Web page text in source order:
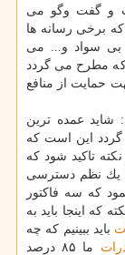
و گفت وگو می
كه برخی رسانه ها
بی سواد و... می
كه مطرح می گردد
حمایت از منافع
شاید عمده ترین
این است كه
تاكید شود كه
یك نظم دسترسی
كه سه فاكتور
كه اینجا باید به
باید ببینیم كه چه
ما ۸۵ درصد